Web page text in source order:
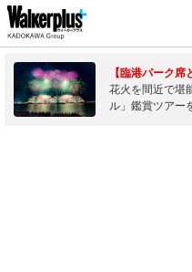
【臨港パーク席
花火を間近で堪
ル」鑑賞ツアー